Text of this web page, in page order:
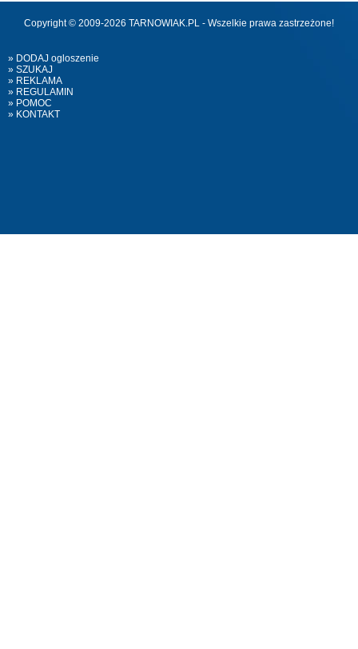
Copyright © 2009-2026 TARNOWIAK.PL - Wszelkie prawa zastrzeżone!
» DODAJ ogloszenie
» SZUKAJ
» REKLAMA
» REGULAMIN
» POMOC
» KONTAKT